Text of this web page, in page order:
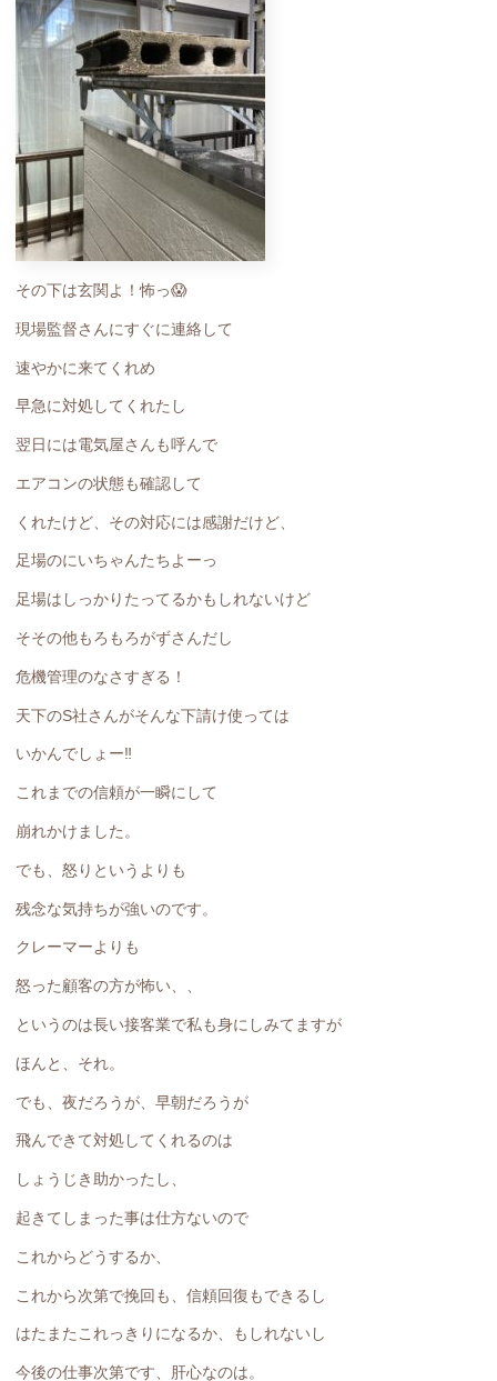
その下は玄関よ！怖っ😱
現場監督さんにすぐに連絡して
速やかに来てくれめ
早急に対処してくれたし
翌日には電気屋さんも呼んで
エアコンの状態も確認して
くれたけど、その対応には感謝だけど、
足場のにいちゃんたちよーっ
足場はしっかりたってるかもしれないけど
そその他もろもろがずさんだし
危機管理のなさすぎる！
天下のS社さんがそんな下請け使っては
いかんでしょー‼️
これまでの信頼が一瞬にして
崩れかけました。
でも、怒りというよりも
残念な気持ちが強いのです。
クレーマーよりも
怒った顧客の方が怖い、、
というのは長い接客業で私も身にしみてますが
ほんと、それ。
でも、夜だろうが、早朝だろうが
飛んできて対処してくれるのは
しょうじき助かったし、
起きてしまった事は仕方ないので
これからどうするか、
これから次第で挽回も、信頼回復もできるし
はたまたこれっきりになるか、もしれないし
今後の仕事次第です、肝心なのは。